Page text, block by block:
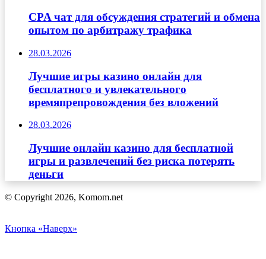
CPA чат для обсуждения стратегий и обмена
опытом по арбитражу трафика
28.03.2026
Лучшие игры казино онлайн для
бесплатного и увлекательного
времяпрепровождения без вложений
28.03.2026
Лучшие онлайн казино для бесплатной
игры и развлечений без риска потерять
деньги
© Copyright 2026, Komom.net
Кнопка «Наверх»